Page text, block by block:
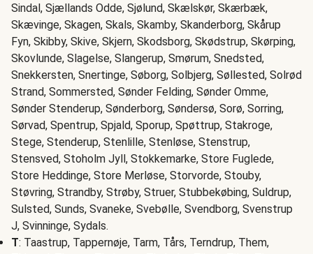
Sindal, Sjællands Odde, Sjølund, Skælskør, Skærbæk,
Skævinge, Skagen, Skals, Skamby, Skanderborg, Skårup
Fyn, Skibby, Skive, Skjern, Skodsborg, Skødstrup, Skørping,
Skovlunde, Slagelse, Slangerup, Smørum, Snedsted,
Snekkersten, Snertinge, Søborg, Solbjerg, Søllested, Solrød
Strand, Sommersted, Sønder Felding, Sønder Omme,
Sønder Stenderup, Sønderborg, Søndersø, Sorø, Sorring,
Sørvad, Spentrup, Spjald, Sporup, Spøttrup, Stakroge,
Stege, Stenderup, Stenlille, Stenløse, Stenstrup,
Stensved, Stoholm Jyll, Stokkemarke, Store Fuglede,
Store Heddinge, Store Merløse, Storvorde, Stouby,
Støvring, Strandby, Strøby, Struer, Stubbekøbing, Suldrup,
Sulsted, Sunds, Svaneke, Svebølle, Svendborg, Svenstrup
J, Svinninge, Sydals.
T: Taastrup, Tappernøje, Tarm, Tårs, Terndrup, Them,